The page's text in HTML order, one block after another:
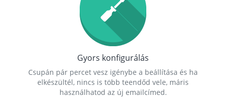
Gyors konfigurálás
Csupán pár percet vesz igénybe a beállítása és ha
elkészültél, nincs is több teendőd vele, máris
használhatod az új emailcímed.